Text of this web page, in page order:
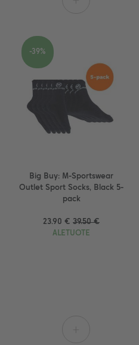
Big Buy: M-Sportswear
Outlet Sport Socks, Black 5-
pack
23.90 € 39.50 €
ALETUOTE
-39%